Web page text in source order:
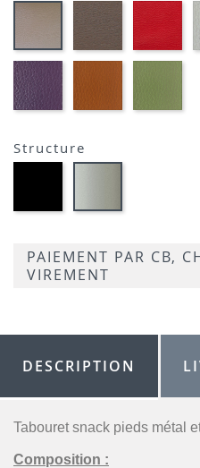
EKOS
GREGE-
SIMILI
MARRON
MEXICO-
SIMILI
01-
FLUSKO
AUBERGINE-
Structure
opaque
-
PAIEMENT PAR CB,
VIREMENT
DESCRIPTION
Tabouret snack pieds métal
Composition :